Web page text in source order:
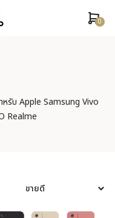
0
หรับ Apple Samsung Vivo
Realme